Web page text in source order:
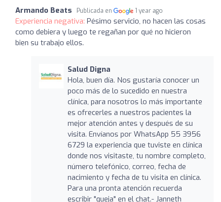
Armando Beats Publicada en 1 year ago
Experiencia negativa: Pésimo servicio, no hacen las cosas
como debiera y luego te regañan por qué no hicieron
bien su trabajo ellos.
Salud Digna
Hola, buen día. Nos gustaría conocer un
poco más de lo sucedido en nuestra
clínica, para nosotros lo más importante
es ofrecerles a nuestros pacientes la
mejor atención antes y después de su
visita. Envíanos por WhatsApp 55 3956
6729 la experiencia que tuviste en clínica
donde nos visitaste, tu nombre completo,
número telefónico, correo, fecha de
nacimiento y fecha de tu visita en clínica.
Para una pronta atención recuerda
escribir "queja" en el chat.- Janneth